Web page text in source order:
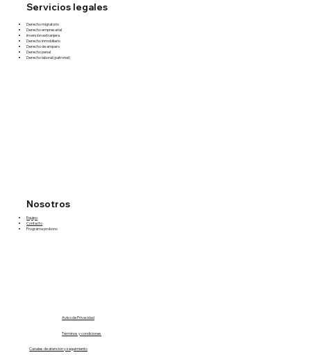
Servicios legales
Derecho migratorio
Derecho empresarial
Inversión extranjera
Derecho inmobiliario
Derecho de amparo
Derecho penal
Derecho laboral (patronal)
Nosotros
Equipo
Contacto
Programa probono
Aviso de Privacidad
Términos y condiciones
Canales de atención y seguimiento